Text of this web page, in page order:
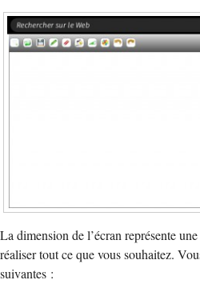
La dimension de l’écran représente
réaliser tout ce que vous souhaitez.
suivantes :